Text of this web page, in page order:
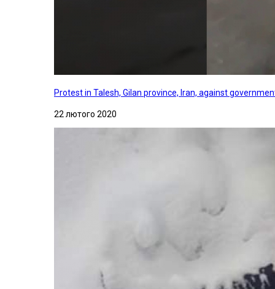
Protest in Talesh, Gilan province, Iran, against
22 лютого 2020